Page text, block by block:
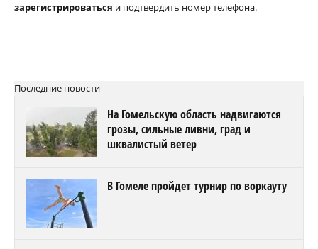
зарегистрироваться и подтвердить номер телефона.
Последние новости
На Гомельскую область надвигаются
грозы, сильные ливни, град и
шквалистый ветер
В Гомеле пройдет турнир по воркауту